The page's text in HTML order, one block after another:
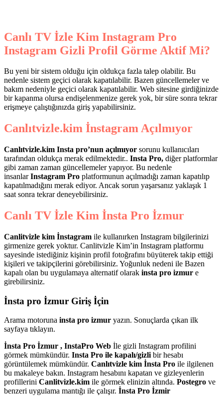
Canlı TV İzle Kim Instagram Pro
Instagram Gizli Profil Görme Aktif Mi?
Bu yeni bir sistem olduğu için oldukça fazla talep olabilir. Bu
nedenle sistem geçici olarak kapatılabilir. Bazen güncellemeler ve
bakım nedeniyle geçici olarak kapatılabilir. Web sitesine girdiğinizde
bir kapanma olursa endişelenmenize gerek yok, bir süre sonra tekrar
erişmeye çalıştığınızda giriş yapabilirsiniz.
Canlıtvizle.kim İnstagram Açılmıyor
Canlıtvizle.kim Insta pro’nun açılmıyor sorunu kullanıcıları
tarafından oldukça merak edilmektedir.. Insta Pro, diğer platformlar
gibi zaman zaman güncellemeler yapıyor. Bu nedenle
insanlarInstagram Pro platformunun açılmadığı zaman kapatılıp
kapatılmadığını merak ediyor. Ancak sorun yaşarsanız yaklaşık 1
saat sonra tekrar deneyebilirsiniz.
Canlı TV İzle Kim İnsta Pro İzmur
Canlitvizle kim İnstagram ile kullanırken Instagram bilgilerinizi
girmenize gerek yoktur. Canlitvizle Kim’in Instagram platformu
sayesinde istediğiniz kişinin profil fotoğrafını büyüterek takip ettiği
kişileri ve takipçilerini görebilirsiniz. Yoğunluk nedeni ile Bazen
kapalı olan bu uygulamaya alternatif olarak insta pro izmur e
girebilirsiniz.
İnsta pro İzmur Giriş İçin
Arama motoruna insta pro izmur yazın. Sonuçlarda çıkan ilk
sayfaya tıklayın.
İnsta Pro İzmur , InstaPro Web İle gizli Instagram profilini
görmek mümkündür. Insta Pro ile kapalı/gizlibir hesabı
görüntülemek mümkündür. Canlıtvizle kim İnsta Pro ile ilgilenen
bu makaleye bakın. Instagram hesabını kapatan ve gizleyenlerin
profillerini Canlitvizle.kim ile görmek elinizin altında. Postegro ve
benzeri uygulama mantığı ile çalışır. İnsta Pro İzmir